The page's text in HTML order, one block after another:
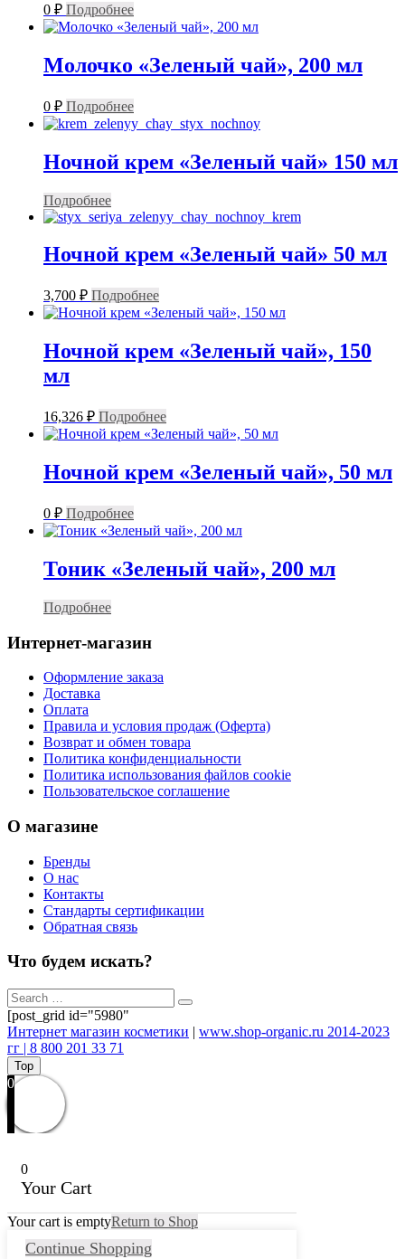
0 ₽ Подробнее
Молочко «Зеленый чай», 200 мл
0 ₽ Подробнее
Ночной крем «Зеленый чай» 150 мл
Подробнее
Ночной крем «Зеленый чай» 50 мл
3,700 ₽ Подробнее
Ночной крем «Зеленый чай», 150
мл
16,326 ₽ Подробнее
Ночной крем «Зеленый чай», 50 мл
0 ₽ Подробнее
Тоник «Зеленый чай», 200 мл
Подробнее
Интернет-магазин
Оформление заказа
Доставка
Оплата
Правила и условия продаж (Оферта)
Возврат и обмен товара
Политика конфиденциальности
Политика использования файлов cookie
Пользовательское соглашение
О магазине
Бренды
О нас
Контакты
Стандарты сертификации
Обратная связь
Что будем искать?
[post_grid id="5980"
Интернет магазин косметики | www.shop-organic.ru 2014-2023
гг | 8 800 201 33 71
Top
0
0
Your Cart
Your cart is emptyReturn to Shop
Continue Shopping